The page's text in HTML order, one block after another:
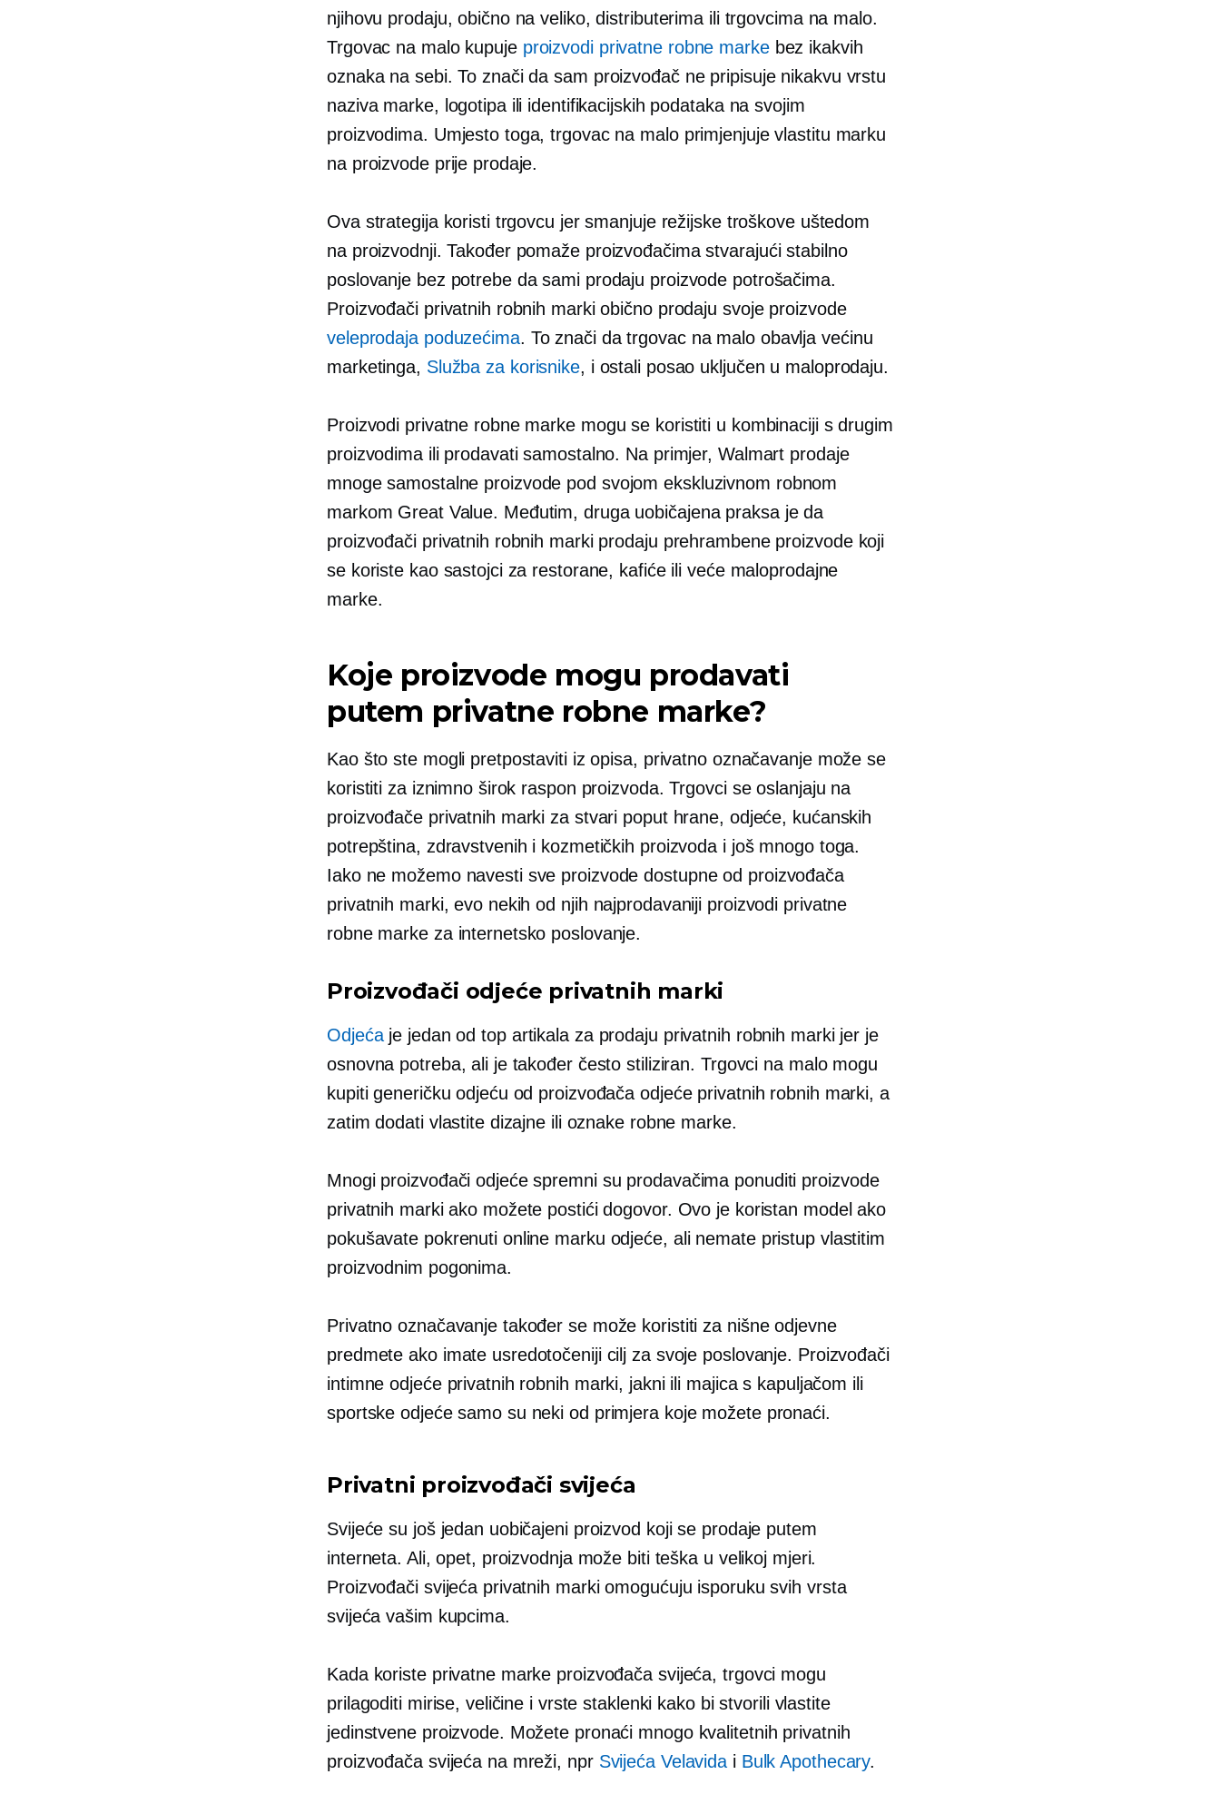
njihovu prodaju, obično na veliko, distributerima ili trgovcima na malo.
Trgovac na malo kupuje proizvodi privatne robne markebez ikakvih
oznaka na sebi. To znači da sam proizvođač ne pripisuje nikakvu vrstu
naziva marke, logotipa ili identifikacijskih podataka na svojim
proizvodima. Umjesto toga, trgovac na malo primjenjuje vlastitu marku
na proizvode prije prodaje.
Ova strategija koristi trgovcu jer smanjuje režijske troškove uštedom
na proizvodnji. Također pomaže proizvođačima stvarajući stabilno
poslovanje bez potrebe da sami prodaju proizvode potrošačima.
Proizvođači privatnih robnih marki obično prodaju svoje proizvode
veleprodaja poduzećima. To znači da trgovac na malo obavlja većinu
marketinga, Služba za korisnike, i ostali posao uključen u maloprodaju.
Proizvodi privatne robne marke mogu se koristiti u kombinaciji s drugim
proizvodima ili prodavati samostalno. Na primjer, Walmart prodaje
mnoge samostalne proizvode pod svojom ekskluzivnom robnom
markom Great Value. Međutim, druga uobičajena praksa je da
proizvođači privatnih robnih marki prodaju prehrambene proizvode koji
se koriste kao sastojci za restorane, kafiće ili veće maloprodajne
marke.
Koje proizvode mogu prodavati
putem privatne robne marke?
Kao što ste mogli pretpostaviti iz opisa, privatno označavanje može se
koristiti za iznimno širok raspon proizvoda. Trgovci se oslanjaju na
proizvođače privatnih marki za stvari poput hrane, odjeće, kućanskih
potrepština, zdravstvenih i kozmetičkih proizvoda i još mnogo toga.
Iako ne možemo navesti sve proizvode dostupne od proizvođača
privatnih marki, evo nekih od njih najprodavaniji proizvodi privatne
robne marke za internetsko poslovanje.
Proizvođači odjeće privatnih marki
Odjećaje jedan od top artikala za prodaju privatnih robnih marki jer je
osnovna potreba, ali je također često stiliziran. Trgovci na malo mogu
kupiti generičku odjeću od proizvođača odjeće privatnih robnih marki, a
zatim dodati vlastite dizajne ili oznake robne marke.
Mnogi proizvođači odjeće spremni su prodavačima ponuditi proizvode
privatnih marki ako možete postići dogovor. Ovo je koristan model ako
pokušavate pokrenuti online marku odjeće, ali nemate pristup vlastitim
proizvodnim pogonima.
Privatno označavanje također se može koristiti za nišne odjevne
predmete ako imate usredotočeniji cilj za svoje poslovanje. Proizvođači
intimne odjeće privatnih robnih marki, jakni ili majica s kapuljačom ili
sportske odjeće samo su neki od primjera koje možete pronaći.
Privatni proizvođači svijeća
Svijeće su još jedan uobičajeni proizvod koji se prodaje putem
interneta. Ali, opet, proizvodnja može biti teška u velikoj mjeri.
Proizvođači svijeća privatnih marki omogućuju isporuku svih vrsta
svijeća vašim kupcima.
Kada koriste privatne marke proizvođača svijeća, trgovci mogu
prilagoditi mirise, veličine i vrste staklenki kako bi stvorili vlastite
jedinstvene proizvode. Možete pronaći mnogo kvalitetnih privatnih
proizvođača svijeća na mreži, npr Svijeća Velavida i Bulk Apothecary.